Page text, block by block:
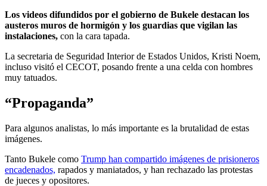
Los videos difundidos por el gobierno de Bukele destacan los
austeros muros de hormigón y los guardias que vigilan las
instalaciones, con la cara tapada.
La secretaria de Seguridad Interior de Estados Unidos, Kristi Noem,
incluso visitó el CECOT, posando frente a una celda con hombres
muy tatuados.
“Propaganda”
Para algunos analistas, lo más importante es la brutalidad de estas
imágenes.
Tanto Bukele como Trump han compartido imágenes de prisioneros
encadenados, rapados y maniatados, y han rechazado las protestas
de jueces y opositores.